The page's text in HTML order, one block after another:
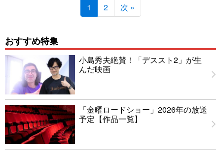
1 2 次 »
おすすめ特集
小島秀夫絶賛！「デススト2」が生
んだ映画
「金曜ロードショー」2026年の放送
予定【作品一覧】